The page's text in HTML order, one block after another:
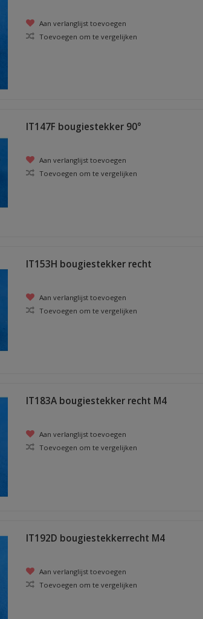
Aan verlanglijst toevoegen
Toevoegen om te vergelijken
IT147F bougiestekker 90°
Aan verlanglijst toevoegen
Toevoegen om te vergelijken
IT153H bougiestekker recht
Aan verlanglijst toevoegen
Toevoegen om te vergelijken
IT183A bougiestekker recht M4
Aan verlanglijst toevoegen
Toevoegen om te vergelijken
IT192D bougiestekkerrecht M4
Aan verlanglijst toevoegen
Toevoegen om te vergelijken